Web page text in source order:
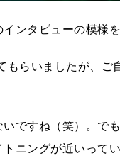
ンタビューの模様
もらいましたが、ご
ですね（笑）。で
ニングが近いって